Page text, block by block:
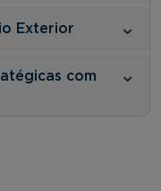
Exterior
com